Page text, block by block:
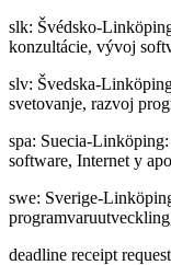
slk: Švédsko-
konzultácie, vývoj
slv: Švedska-
svetovanje, razvoj
spa: Suecia-
software, Internet y
swe: Sverige-
deadline receipt